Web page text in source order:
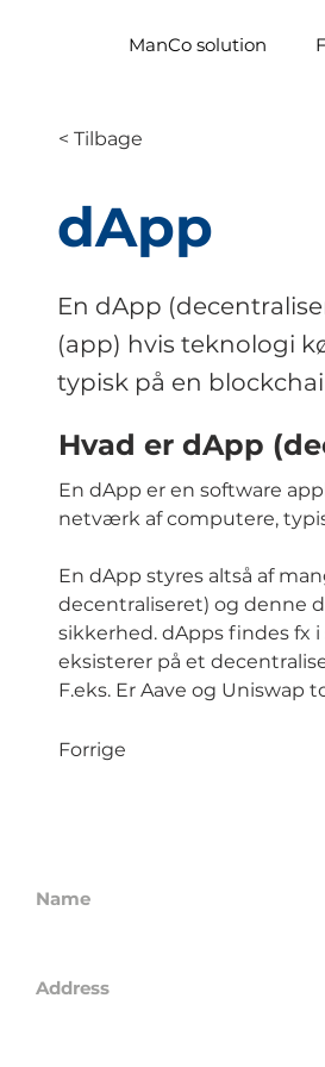
ManCo solution
< Tilbage
dApp
En dApp
(app) hvis teknologi
typisk på en
Hvad er dApp
En dApp er en software
netværk af computere,
En dApp styres altså af
decentraliseret) og denne
sikkerhed. dApps findes fx
eksisterer på et
F.eks. Er Aave og
Forrige
Name
Address